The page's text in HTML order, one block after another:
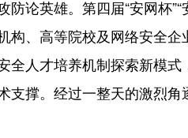
英雄。第四届“安网杯”“
构、高等院校及网络安全企
全人才培养机制探索新模式
撑。经过一整天的激烈角